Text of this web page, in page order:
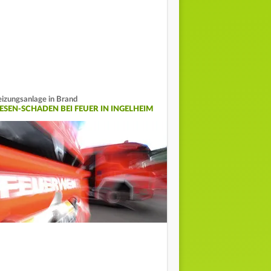
in Brand
SCHADEN BEI FEUER IN INGELHEIM